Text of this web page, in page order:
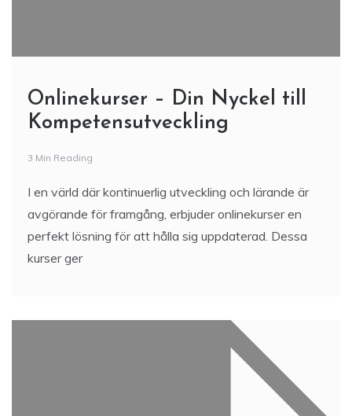
Onlinekurser – Din Nyckel till
Kompetensutveckling
3 Min Reading
I en värld där kontinuerlig utveckling och lärande är
avgörande för framgång, erbjuder onlinekurser en
perfekt lösning för att hålla sig uppdaterad. Dessa
kurser ger